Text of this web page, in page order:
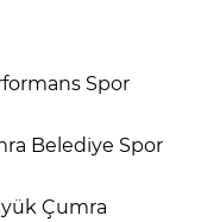
Spor
Belediye Spor
Çumra